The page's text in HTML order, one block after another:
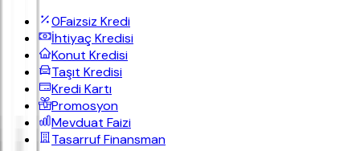
0Faizsiz Kredi
İhtiyaç Kredisi
Konut Kredisi
Taşıt Kredisi
Kredi Kartı
Promosyon
Mevduat Faizi
Tasarruf Finansman